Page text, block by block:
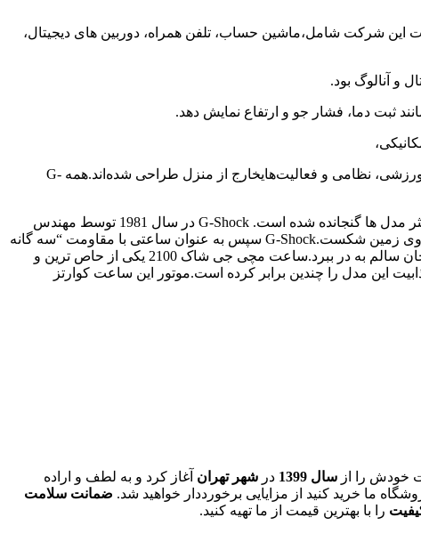
این شرکت شامل،ماشین حساب، تلفن همراه، دوربین های دیجیتال،
و آنالوگ بود.
ثبت دما، فشار جو و ارتفاع نمایش دهد.
شوک و لرزش طراحی شده است. G-Shock مخفف کلمه Gravitational Shock است.ساعت‌های سری G-Shock عمدتاً برای فعالیت‌های ورزشی، نظامی و فعالیت‌هایخارج از منزل طراحی شده‌اند.همه G-
مقاومت در برابر آب 200 متر و زنگ هشدار هستند.ویژگی های دیگری مانند تایمر شمارش معکوس، ساعت جهانی و نور پس زمینه در اکثر مدل ها گنجانده شده است. G-Shock در سال 1981 توسط مهندس
کاسیو، کیکو ایبه،زمانی که با یک عابر پیاده برخورد کرد، طراحی شد و ساعت مکانیکی کهپدرش به او داده بود، از مچ دستش جدا شد و روی زمین شکست.G-Shock سپس به عنوان ساعتی با مقاومت “سه گانه
10” در نظر گرفته شد،به این معنی که عمر باتری آن 10 سال است،مقاومت آن در برابر آب 10 بار است و می تواند از سقوط 10 متری جان سالم به در ببرد.ساعت مچی جی شاک 2100 یکی از حاص ترین و
این مدل را چندین برابر کرده است.موتور این ساعت کوارتز
خودش را از سال 1399 در شهر تهران آغاز کرد و به لطف و اراده
ما خرید کنید از مزایایی برخورددار خواهید شد. ضمانت سلامت
را با بهترین قیمت از ما تهیه کنید.